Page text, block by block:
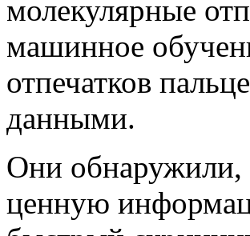
молекулярные
машинное
отпечатков
данными.
Они обнаружили,
ценную